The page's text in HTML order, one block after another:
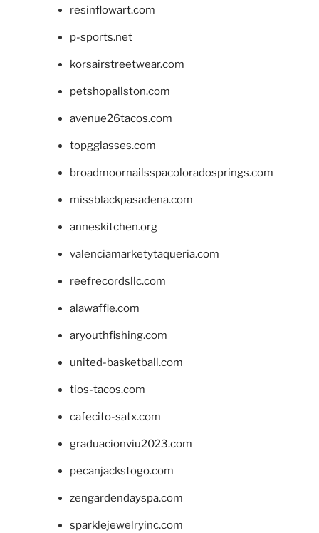
resinflowart.com
p-sports.net
korsairstreetwear.com
petshopallston.com
avenue26tacos.com
topgglasses.com
broadmoornailsspacoloradosprings.com
missblackpasadena.com
anneskitchen.org
valenciamarketytaqueria.com
reefrecordsllc.com
alawaffle.com
aryouthfishing.com
united-basketball.com
tios-tacos.com
cafecito-satx.com
graduacionviu2023.com
pecanjackstogo.com
zengardendayspa.com
sparklejewelryinc.com